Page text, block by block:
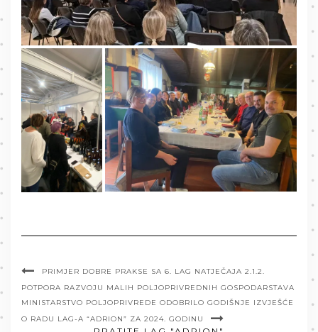
PRIMJER DOBRE PRAKSE SA 6. LAG NATJEČAJA 2.1.2.
POTPORA RAZVOJU MALIH POLJOPRIVREDNIH GOSPODARSTAVA
MINISTARSTVO POLJOPRIVREDE ODOBRILO GODIŠNJE IZVJEŠĆE
O RADU LAG-A “ADRION” ZA 2024. GODINU